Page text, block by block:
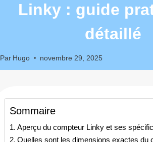
Linky : guide
détaillé
Par Hugo novembre 29, 2025
Sommaire
Aperçu du compteur Linky et ses
Quelles sont les dimensions exactes du